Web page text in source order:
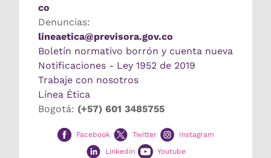
co
Denuncias:
lineaetica@previsora.gov.co
Boletín normativo borrón y cuenta nueva
Notificaciones - Ley 1952 de 2019
Trabaje con nosotros
Línea Ética
Bogotá: (+57) 601 3485755
Facebook Twitter
Instagram
Linkedin
Youtube